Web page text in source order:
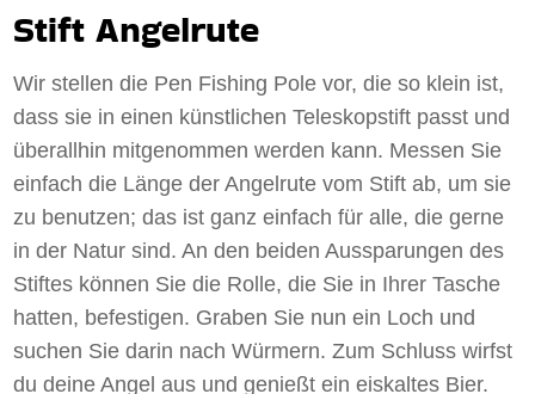
Stift Angelrute
Wir stellen die Pen Fishing Pole vor, die so klein ist,
dass sie in einen künstlichen Teleskopstift passt und
überallhin mitgenommen werden kann. Messen Sie
einfach die Länge der Angelrute vom Stift ab, um sie
zu benutzen; das ist ganz einfach für alle, die gerne
in der Natur sind. An den beiden Aussparungen des
Stiftes können Sie die Rolle, die Sie in Ihrer Tasche
hatten, befestigen. Graben Sie nun ein Loch und
suchen Sie darin nach Würmern. Zum Schluss wirfst
du deine Angel aus und genießt ein eiskaltes Bier.